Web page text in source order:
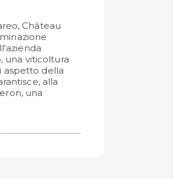
Château
una viticoltura
aspetto della
alla
una